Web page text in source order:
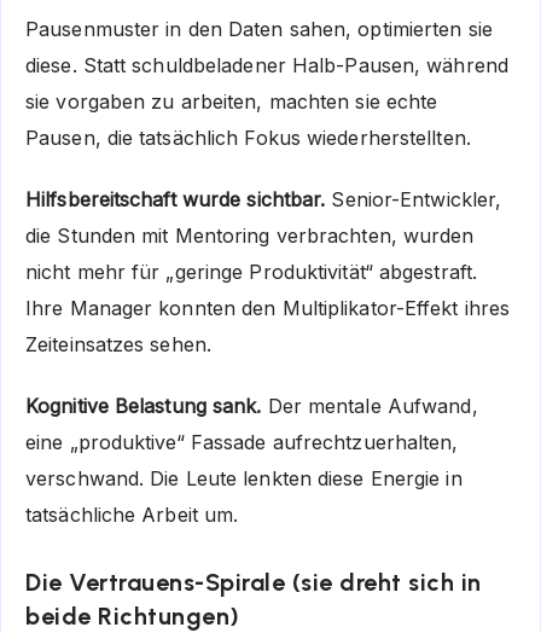
Pausenmuster in den Daten sahen, optimierten sie
diese. Statt schuldbeladener Halb-Pausen, während
sie vorgaben zu arbeiten, machten sie echte
Pausen, die tatsächlich Fokus wiederherstellten.
Hilfsbereitschaft wurde sichtbar. Senior-Entwickler,
die Stunden mit Mentoring verbrachten, wurden
nicht mehr für „geringe Produktivität“ abgestraft.
Ihre Manager konnten den Multiplikator-Effekt ihres
Zeiteinsatzes sehen.
Kognitive Belastung sank. Der mentale Aufwand,
eine „produktive“ Fassade aufrechtzuerhalten,
verschwand. Die Leute lenkten diese Energie in
tatsächliche Arbeit um.
Die Vertrauens-Spirale (sie dreht sich in
beide Richtungen)